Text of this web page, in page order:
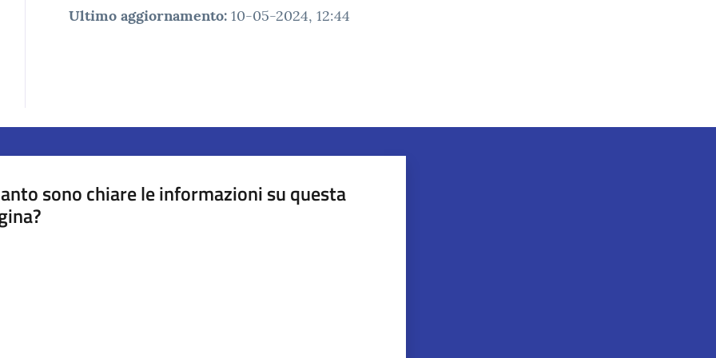
Ultimo aggiornamento: 10-05-2024, 12:44
sono chiare le informazioni su questa